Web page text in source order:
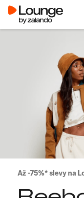
Až -75%* slevy na